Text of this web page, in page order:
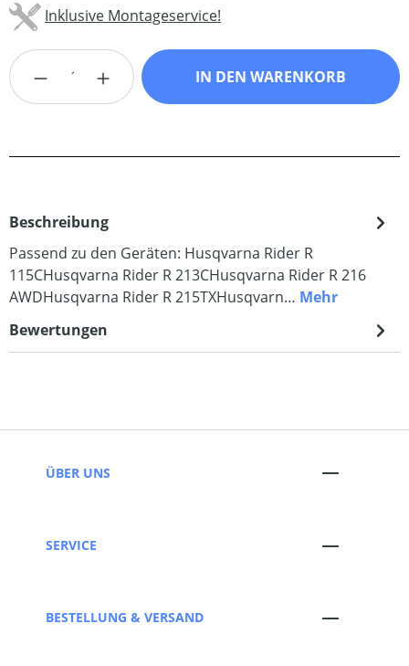
Inklusive Montageservice!
Produkt Anzahl: Gib den gewünschten
IN DEN WARENKORB
Beschreibung
Passend zu den Geräten: Husqvarna Rider R
115CHusqvarna Rider R 213CHusqvarna Rider R 216
AWDHusqvarna Rider R 215TXHusqvarn… Mehr
Bewertungen
ÜBER UNS
SERVICE
BESTELLUNG & VERSAND